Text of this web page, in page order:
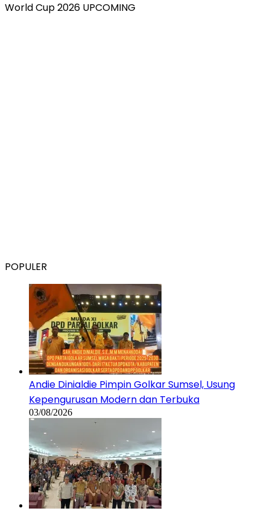
World Cup 2026 UPCOMING
POPULER
Andie Dinialdie Pimpin Golkar Sumsel, Usung
Kepengurusan Modern dan Terbuka
03/08/2026